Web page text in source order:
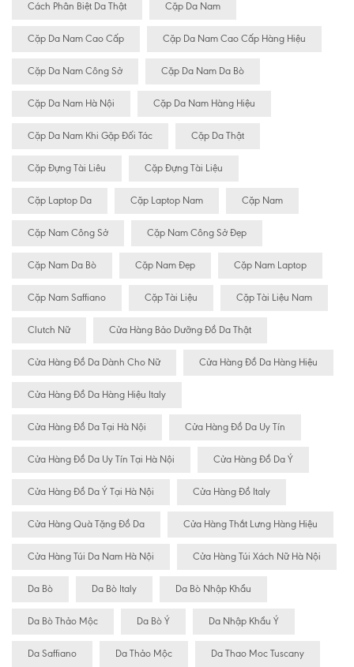
Cách Phân Biệt Da Thật Cặp Da Nam
Cặp Da Nam Cao Cấp Cặp Da Nam Cao Cấp Hàng Hiệu
Cặp Da Nam Công Sở Cặp Da Nam Da Bò
Cặp Da Nam Hà Nội Cặp Da Nam Hàng Hiệu
Cặp Da Nam Khi Gặp Đối Tác Cặp Da Thật
Cặp Đựng Tài Liêu Cặp Đựng Tài Liệu
Cặp Laptop Da Cặp Laptop Nam Cặp Nam
Cặp Nam Công Sở Cặp Nam Công Sở Đẹp
Cặp Nam Da Bò Cặp Nam Đẹp Cặp Nam Laptop
Cặp Nam Saffiano Cặp Tài Liệu Cặp Tài Liệu Nam
Clutch Nữ Cửa Hàng Bảo Dưỡng Đồ Da Thật
Cửa Hàng Đồ Da Dành Cho Nữ Cửa Hàng Đồ Da Hàng Hiệu
Cửa Hàng Đồ Da Hàng Hiệu Italy
Cửa Hàng Đồ Da Tại Hà Nội Cửa Hàng Đồ Da Uy Tín
Cửa Hàng Đồ Da Uy Tín Tại Hà Nội Cửa Hàng Đồ Da Ý
Cửa Hàng Đồ Da Ý Tại Hà Nội Cửa Hàng Đồ Italy
Cửa Hàng Quà Tặng Đồ Da Cửa Hàng Thắt Lưng Hàng Hiệu
Cửa Hàng Túi Da Nam Hà Nội Cửa Hàng Túi Xách Nữ Hà Nội
Da Bò Da Bò Italy Da Bò Nhập Khẩu
Da Bò Thảo Mộc Da Bò Ý Da Nhập Khẩu Ý
Da Saffiano Da Thảo Mộc Da Thao Moc Tuscany